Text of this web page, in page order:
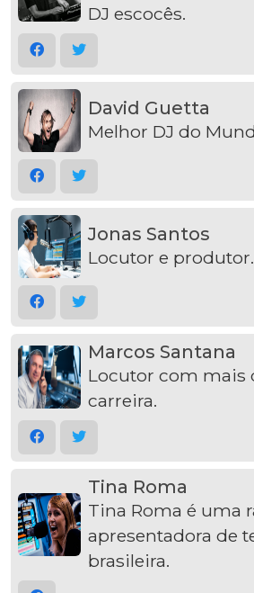
DJ escocês.
David Guetta
Melhor DJ do
Jonas Santos
Locutor e produtor.
Marcos Santana
Locutor com mais
carreira.
Tina Roma
Tina Roma é uma
apresentadora de
brasileira.